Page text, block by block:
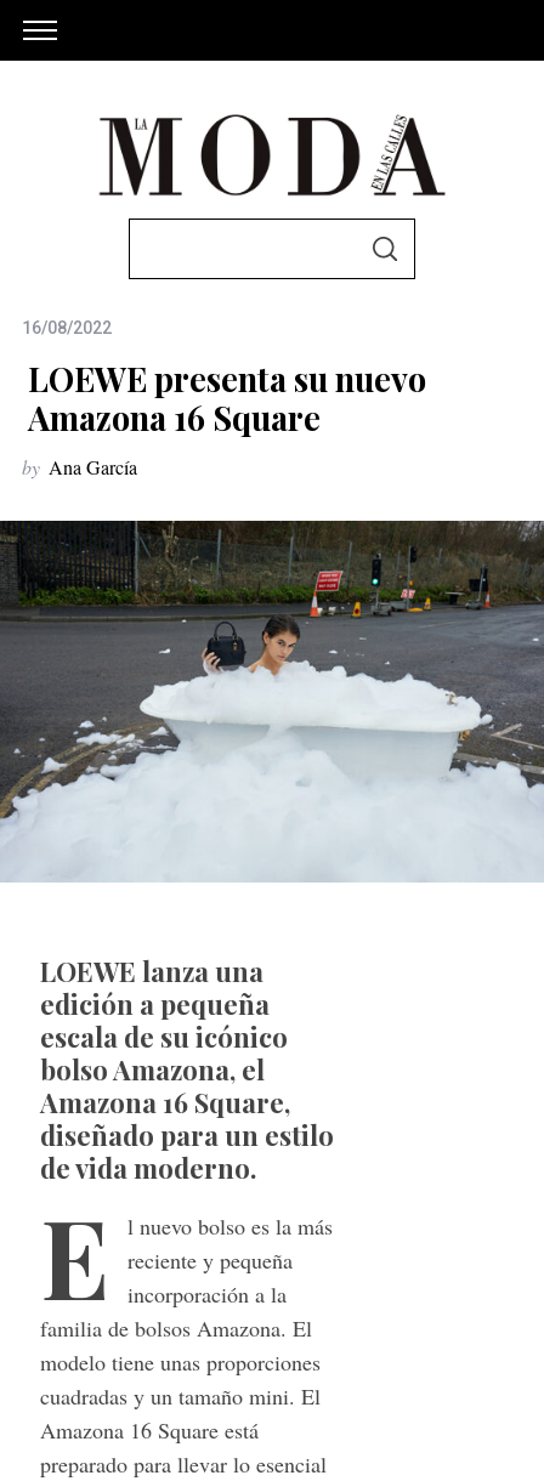
c
f
o
:
S
16/08/2022
LOEWE presenta su nuevo
Amazona 16 Square
by Ana García
LOEWE lanza una
edición a pequeña
escala de su icónico
bolso Amazona, el
Amazona 16 Square,
diseñado para un estilo
de vida moderno.
E
l nuevo bolso es la más
reciente y pequeña
incorporación a la
familia de bolsos Amazona. El
modelo tiene unas proporciones
cuadradas y un tamaño mini. El
Amazona 16 Square está
preparado para llevar lo esencial